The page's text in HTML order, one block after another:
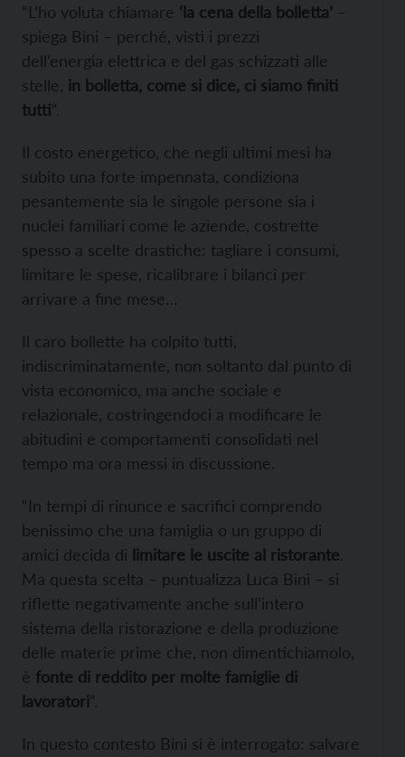
“L’ho voluta chiamare ‘la cena della bolletta’ –
spiega Bini – perché, visti i prezzi
dell’energia elettrica e del gas schizzati alle
stelle, in bolletta, come si dice, ci siamo finiti
tutti“.
Il costo energetico, che negli ultimi mesi ha
subito una forte impennata, condiziona
pesantemente sia le singole persone sia i
nuclei familiari come le aziende, costrette
spesso a scelte drastiche: tagliare i consumi,
limitare le spese, ricalibrare i bilanci per
arrivare a fine mese…
Il caro bollette ha colpito tutti,
indiscriminatamente, non soltanto dal punto di
vista economico, ma anche sociale e
relazionale, costringendoci a modificare le
abitudini e comportamenti consolidati nel
tempo ma ora messi in discussione.
“In tempi di rinunce e sacrifici comprendo
benissimo che una famiglia o un gruppo di
amici decida di limitare le uscite al ristorante.
Ma questa scelta – puntualizza Luca Bini – si
riflette negativamente anche sull’intero
sistema della ristorazione e della produzione
delle materie prime che, non dimentichiamolo,
è fonte di reddito per molte famiglie di
lavoratori“.
In questo contesto Bini si è interrogato: salvare